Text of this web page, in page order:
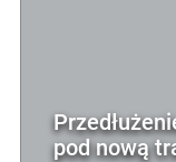
pod nową